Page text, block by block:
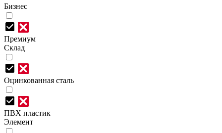
Бизнес
Премиум
Склад
Оцинкованная сталь
ПВХ пластик
Элемент